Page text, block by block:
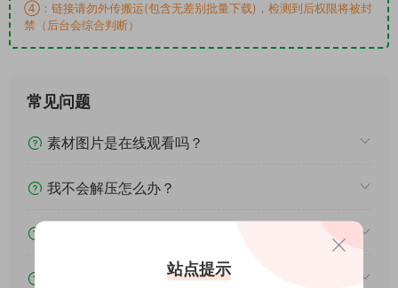
④：链接请勿外传搬运(包含无差别批量下载)，检测到后权限将被封
禁（后台会综合判断）
常见问题
素材图片是在线观看吗？
我不会解压怎么办？
该资源能搬运分享吗？
站点提示